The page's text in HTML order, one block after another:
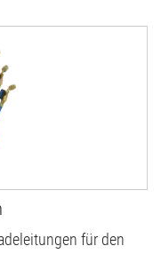
für den